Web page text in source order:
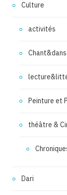
Culture
activités
Peinture et
théâtre &
Dari